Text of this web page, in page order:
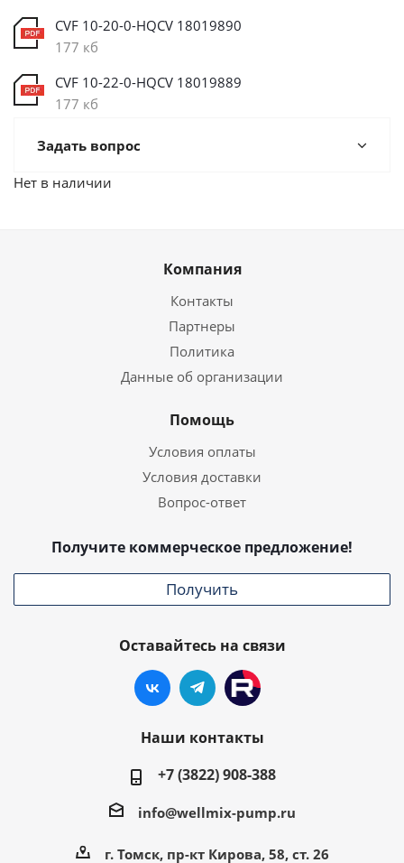
CVF 10-20-0-HQCV 18019890
177 кб
CVF 10-22-0-HQCV 18019889
177 кб
Задать вопрос
Нет в наличии
Компания
Контакты
Партнеры
Политика
Данные об организации
Помощь
Условия оплаты
Условия доставки
Вопрос-ответ
Получите коммерческое предложение!
Получить
Оставайтесь на связи
Наши контакты
+7 (3822) 908-388
info@wellmix-pump.ru
г. Томск, пр-кт Кирова, 58, ст. 26